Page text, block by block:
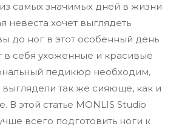
самых значимых дней в жизни
хочет выглядеть
до ног в этот особенный день
в себя ухоженные и красивые
педикюр необходим,
так же сияюще, как и
В этой статье MONLIS Studio
всего подготовить ноги к